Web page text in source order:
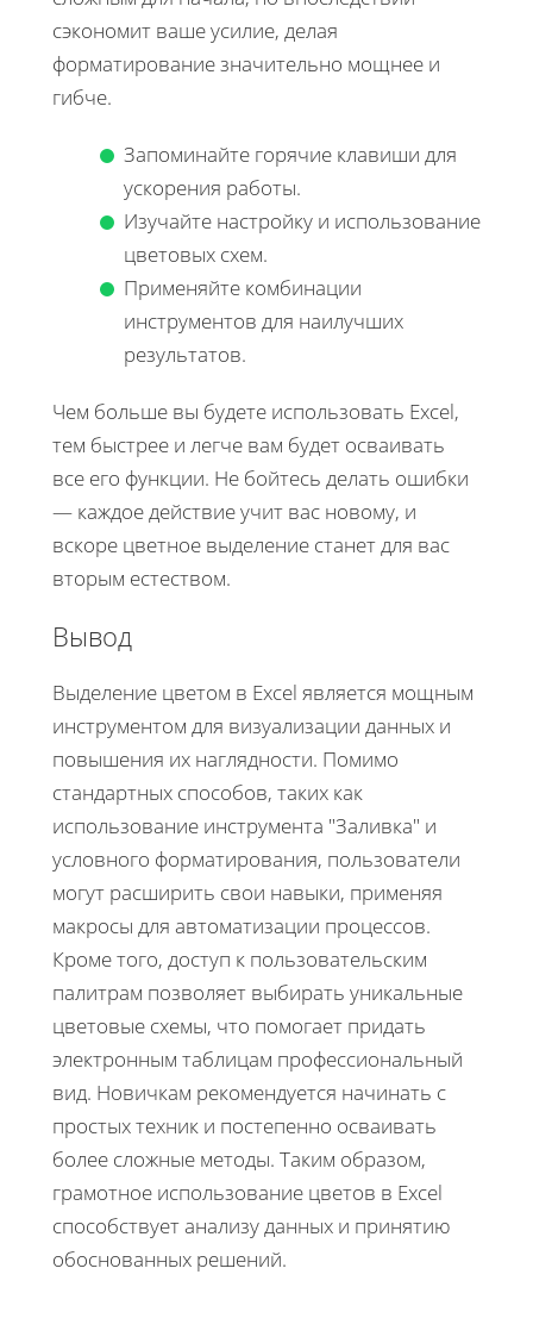
сэкономит ваше усилие, делая
форматирование значительно мощнее и
гибче.
Запоминайте горячие клавиши для
ускорения работы.
Изучайте настройку и использование
цветовых схем.
Применяйте комбинации
инструментов для наилучших
результатов.
Чем больше вы будете использовать Excel,
тем быстрее и легче вам будет осваивать
все его функции. Не бойтесь делать ошибки
— каждое действие учит вас новому, и
вскоре цветное выделение станет для вас
вторым естеством.
Вывод
Выделение цветом в Excel является мощным
инструментом для визуализации данных и
повышения их наглядности. Помимо
стандартных способов, таких как
использование инструмента "Заливка" и
условного форматирования, пользователи
могут расширить свои навыки, применяя
макросы для автоматизации процессов.
Кроме того, доступ к пользовательским
палитрам позволяет выбирать уникальные
цветовые схемы, что помогает придать
электронным таблицам профессиональный
вид. Новичкам рекомендуется начинать с
простых техник и постепенно осваивать
более сложные методы. Таким образом,
грамотное использование цветов в Excel
способствует анализу данных и принятию
обоснованных решений.